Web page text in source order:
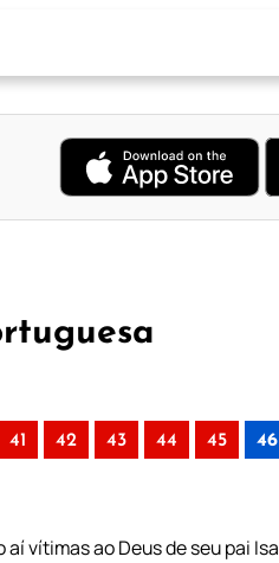
41 42 43 44 45 46
vítimas ao Deus de seu pai